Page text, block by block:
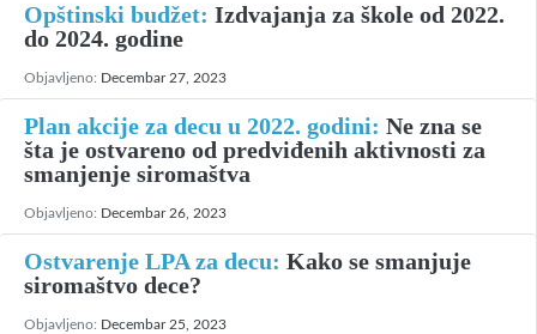
Opštinski budžet: Izdvajanja za škole od 2022.
do 2024. godine
Objavljeno: Decembar 27, 2023
Plan akcije za decu u 2022. godini: Ne zna se
šta je ostvareno od predviđenih aktivnosti za
smanjenje siromaštva
Objavljeno: Decembar 26, 2023
Ostvarenje LPA za decu: Kako se smanjuje
siromaštvo dece?
Objavljeno: Decembar 25, 2023